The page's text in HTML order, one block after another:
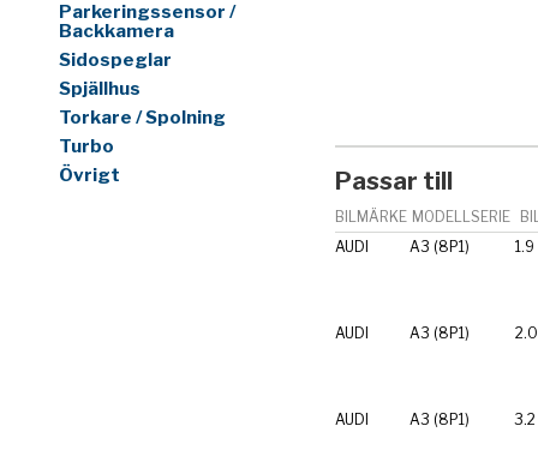
Parkeringssensor /
Backkamera
Sidospeglar
Spjällhus
Torkare / Spolning
Turbo
Övrigt
Passar till
BILMÄRKE MODELLSERIE
AUDI
A3 (8P1) 1.9
AUDI A3 (8P1)
AUDI A3 (8P1)